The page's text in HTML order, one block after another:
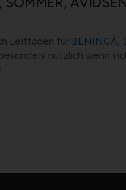
Leitfäden für BENINCÀ,
nützlich wenn